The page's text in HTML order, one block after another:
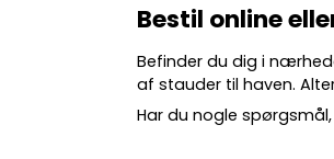
Bestil online
Befinder du dig i
af stauder til haven.
Har du nogle